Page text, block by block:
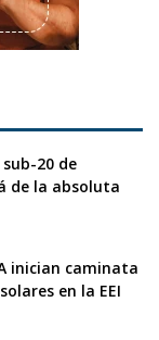
20 de
de la absoluta
inician caminata
en la EEI